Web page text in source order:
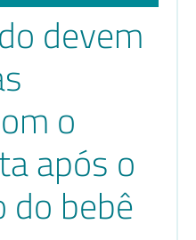
devem
o
após o
bebê